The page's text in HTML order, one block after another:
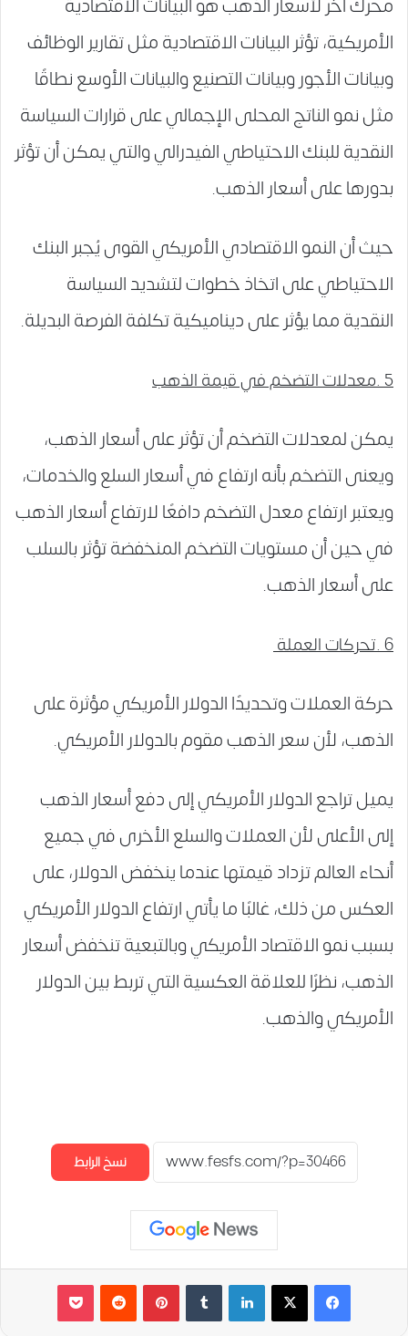
محرك آخر لأسعار الذهب هو البيانات الاقتصادية
الأمريكية، تؤثر البيانات الاقتصادية مثل تقارير الوظائف
وبيانات الأجور وبيانات التصنيع والبيانات الأوسع نطاقًا
مثل نمو الناتج المحلى الإجمالي على قرارات السياسة
النقدية للبنك الاحتياطي الفيدرالي والتي يمكن أن تؤثر
بدورها على أسعار الذهب.
حيث أن النمو الاقتصادي الأمريكي القوى يُجبر البنك
الاحتياطي على اتخاذ خطوات لتشديد السياسة
النقدية مما يؤثر على ديناميكية تكلفة الفرصة البديلة.
5 .معدلات التضخم في قيمة الذهب
يمكن لمعدلات التضخم أن تؤثر على أسعار الذهب،
ويعنى التضخم بأنه ارتفاع في أسعار السلع والخدمات،
ويعتبر ارتفاع معدل التضخم دافعًا لارتفاع أسعار الذهب
في حين أن مستويات التضخم المنخفضة تؤثر بالسلب
على أسعار الذهب.
6 .تحركات العملة
حركة العملات وتحديدًا الدولار الأمريكي مؤثرة على
الذهب، لأن سعر الذهب مقوم بالدولار الأمريكي.
يميل تراجع الدولار الأمريكي إلى دفع أسعار الذهب
إلى الأعلى لأن العملات والسلع الأخرى في جميع
أنحاء العالم تزداد قيمتها عندما ينخفض الدولار، على
العكس من ذلك، غالبًا ما يأتي ارتفاع الدولار الأمريكي
بسبب نمو الاقتصاد الأمريكي وبالتبعية تنخفض أسعار
الذهب، نظرًا للعلاقة العكسية التي تربط بين الدولار
الأمريكي والذهب.
نسخ الرابط
لينكدإن بينتيريست